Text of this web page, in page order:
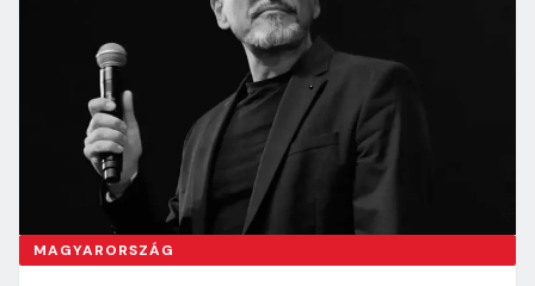
MAGYARORSZÁG